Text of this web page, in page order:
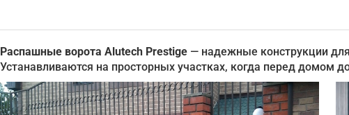
Распашные ворота Alutech Prestige — надежные конструкции
Устанавливаются на просторных участках, когда перед домом